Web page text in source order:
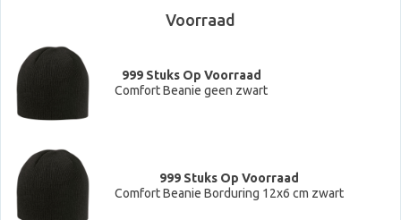
Voorraad
999 Stuks Op Voorraad
Comfort Beanie geen zwart
999 Stuks Op Voorraad
Comfort Beanie Borduring 12x6 cm zwart